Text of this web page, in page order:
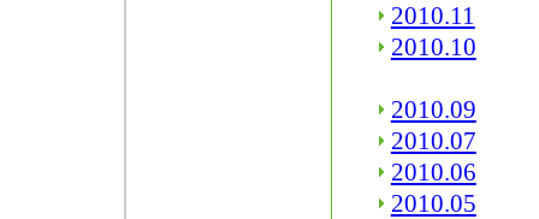
2010.11
2010.10
2010.09
2010.07
2010.06
2010.05